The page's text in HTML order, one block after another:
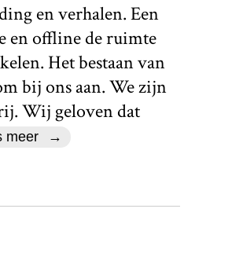
en verhalen. Een
en offline de ruimte
Het bestaan van
bij ons aan. We zijn
Wij geloven dat
meer